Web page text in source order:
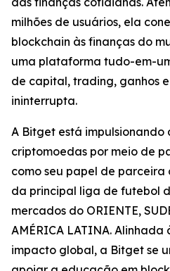
milhões de usuários, ela
blockchain às finanças do
uma plataforma tudo-em-
de capital, trading, ganhos
ininterrupta.
A Bitget está impulsionando
criptomoedas por meio de
como seu papel de
da principal liga de futebol
mercados do ORIENTE,
AMÉRICA LATINA.
impacto global, a Bitget se